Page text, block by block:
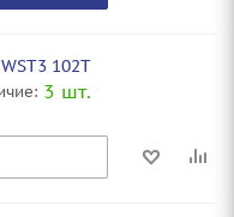
102T
3 шт.